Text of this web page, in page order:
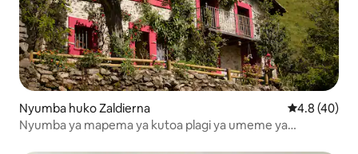
Nyumba huko Zaldierna Ukadiriaji
4.8 (40)
Nyumba ya mapema ya kutoa plagi ya umeme ya